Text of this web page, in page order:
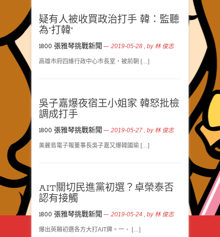
疑有人被收買政治打手 韓：監聽
為”打韓”
1800 張雅琴挑戰新聞 2019-05-28 , by 林 俊志
高雄市府四維行政中心市長室，被前朝 […]
吳子嘉爆夜宿王小姐家 韓怒批檢
調成打手
1800 張雅琴挑戰新聞 2019-05-27 , by 林 俊志
美麗島電子報董事長吳子嘉又爆韓國瑜 […]
AIT關切民進黨初選？卓榮泰否
認有接觸
1800 張雅琴挑戰新聞 2019-05-24 , by 林 俊志
爆出英賴初選各方大打AIT牌。一、 […]